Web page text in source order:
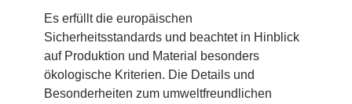
Es erfüllt die europäischen
Sicherheitsstandards und beachtet in Hinblick
auf Produktion und Material besonders
ökologische Kriterien. Die Details und
Besonderheiten zum umweltfreundlichen